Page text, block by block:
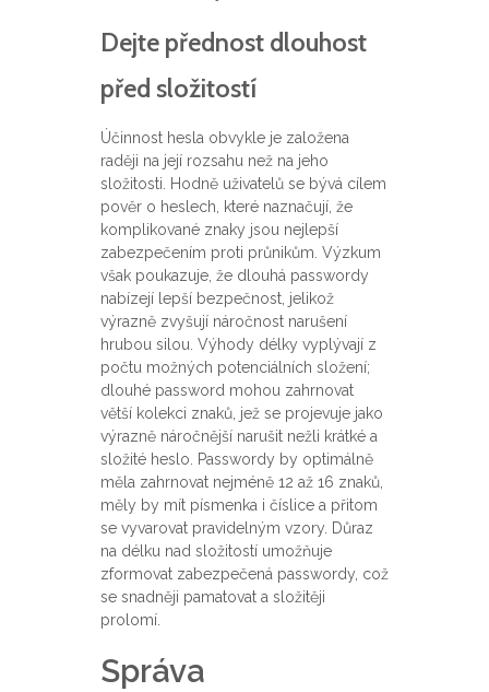
Dejte přednost dlouhost
před složitostí
Účinnost hesla obvykle je založena
raději na její rozsahu než na jeho
složitosti. Hodně uživatelů se bývá cílem
pověr o heslech, které naznačují, že
komplikované znaky jsou nejlepší
zabezpečením proti průnikům. Výzkum
však poukazuje, že dlouhá passwordy
nabízejí lepší bezpečnost, jelikož
výrazně zvyšují náročnost narušení
hrubou silou. Výhody délky vyplývají z
počtu možných potenciálních složení;
dlouhé password mohou zahrnovat
větší kolekci znaků, jež se projevuje jako
výrazně náročnější narušit nežli krátké a
složité heslo. Passwordy by optimálně
měla zahrnovat nejméně 12 až 16 znaků,
měly by mít písmenka i číslice a přitom
se vyvarovat pravidelným vzory. Důraz
na délku nad složitostí umožňuje
zformovat zabezpečená passwordy, což
se snadněji pamatovat a složitěji
prolomí.
Správa